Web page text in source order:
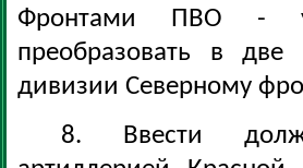
Фронтами ПВО -
преобразовать в
дивизии Северному
8. Ввести